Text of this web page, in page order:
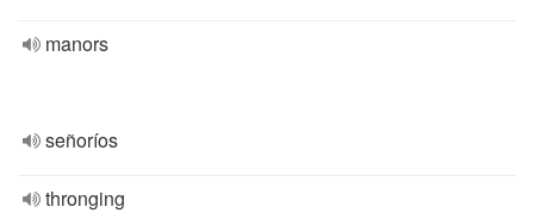
manors
señoríos
thronging